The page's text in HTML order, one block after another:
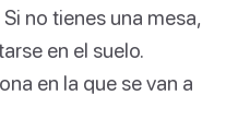
Si no tienes una mesa,
en el suelo.
en la que se van a